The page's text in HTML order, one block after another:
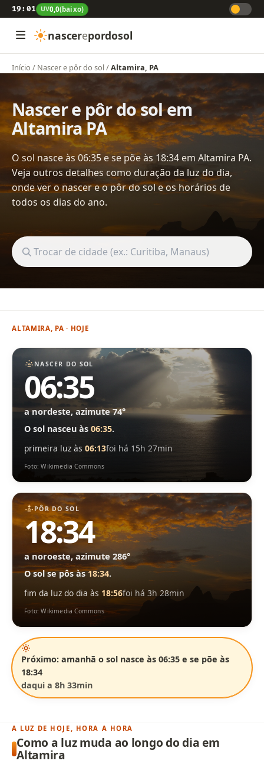
19:01 UV0,0(baixo)
nascerepordosol
Início / Nascer e pôr do sol/Altamira, PA
Nascer e pôr do sol em
Altamira PA
O sol nasce às 06:35 e se põe às 18:34 em Altamira PA.
Veja outros detalhes como duração da luz do dia,
onde ver o nascer e o pôr do sol e os horários de
todos os dias do ano.
Buscar cidade
ALTAMIRA, PA · HOJE
NASCER DO SOL
06:35
a nordeste, azimute 74°
O sol nasceu às06:35.
primeira luz às06:13foi há 15h 27min
Foto: Wikimedia Commons
PÔR DO SOL
18:34
a noroeste, azimute 286°
O sol se pôs às18:34.
fim da luz do dia às 18:56foi há 3h 28min
Foto: Wikimedia Commons
Próximo: amanhã o sol nasce às 06:35 e se põe às
18:34
daqui a 8h 33min
A LUZ DE HOJE, HORA A HORA
Como a luz muda ao longo do dia em
Altamira